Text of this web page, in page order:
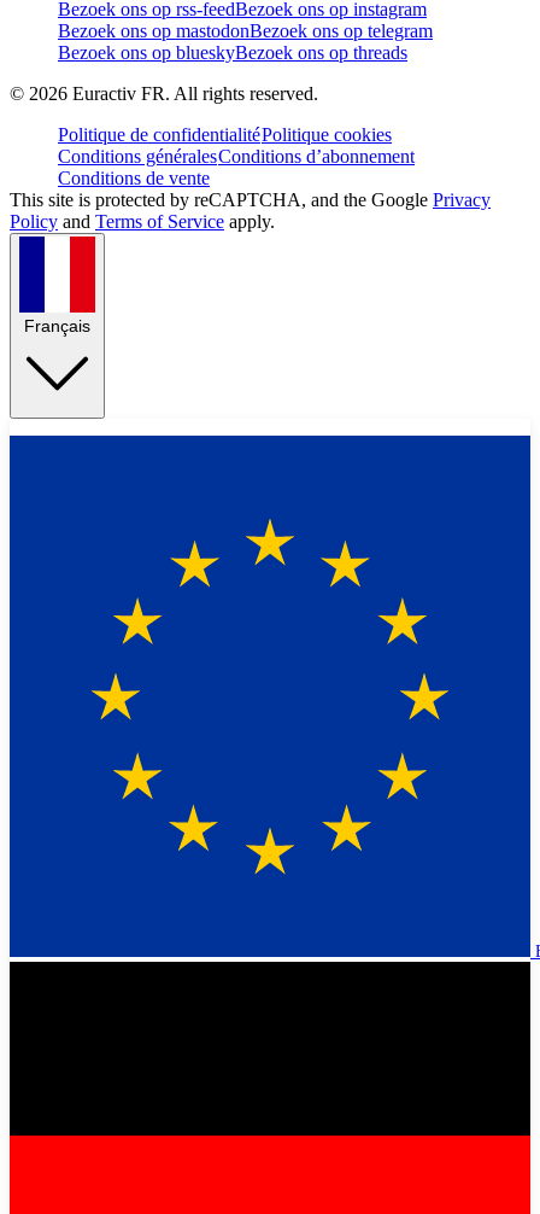
Bezoek ons op rss-feedBezoek ons op instagram
Bezoek ons op mastodonBezoek ons op telegram
Bezoek ons op blueskyBezoek ons op threads
© 2026 Euractiv FR. All rights reserved.
Politique de confidentialitéPolitique cookies
Conditions généralesConditions d’abonnement
Conditions de vente
This site is protected by reCAPTCHA, and the Google Privacy
Policy and Terms of Service apply.
Français